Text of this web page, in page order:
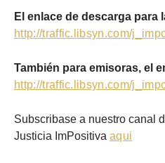
El enlace de descarga para
http://traffic.libsyn.com/
También para emisoras, el
http://traffic.libsyn.com/
Subscribase a nuestro canal
Justicia ImPositiva aqui